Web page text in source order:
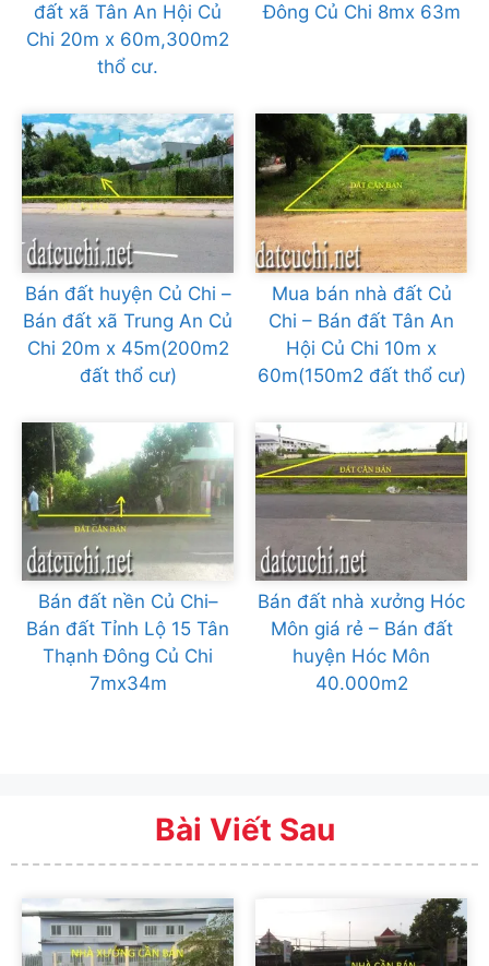
đất xã Tân An Hội Củ
Chi 20m x 60m,300m2
thổ cư.
Đông Củ Chi 8mx 63m
Bán đất huyện Củ Chi –
Bán đất xã Trung An Củ
Chi 20m x 45m(200m2
đất thổ cư)
Mua bán nhà đất Củ
Chi – Bán đất Tân An
Hội Củ Chi 10m x
60m(150m2 đất thổ cư)
Bán đất nền Củ Chi–
Bán đất Tỉnh Lộ 15 Tân
Thạnh Đông Củ Chi
7mx34m
Bán đất nhà xưởng Hóc
Môn giá rẻ – Bán đất
huyện Hóc Môn
40.000m2
Bài Viết Sau